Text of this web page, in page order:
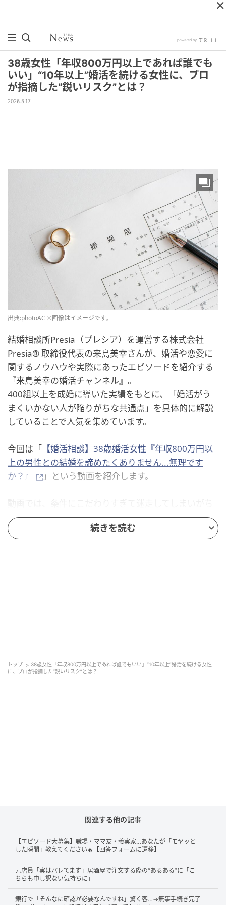
38歳女性「年収800万円以上であれば誰でも
いい」“10年以上”婚活を続ける女性に、プロ
が指摘した“鋭いリスク”とは？
2026.5.17
出典:photoAC ※画像はイメージです。
結婚相談所Presia（プレシア）を運営する株式会社
Presia® 取締役代表の来島美幸さんが、婚活や恋愛に
関するノウハウや実際にあったエピソードを紹介する
『来島美幸の婚活チャンネル』。
400組以上を成婚に導いた実績をもとに、「婚活がう
まくいかない人が陥りがちな共通点」を具体的に解説
していることで人気を集めています。
今回は「 【婚活相談】38歳婚活女性『年収800万円以
上の男性との結婚を諦めたくありません...無理です
か？』
」という動画を紹介します。
な「高年収希望の婚活」について、3つのリアルな相談
事例を紹介。
アプリで出会った高年収の彼が既婚者だったという悲
しい経験を乗り越え、今度こそ年収800万円以上の男
性との結婚を望んでいます。
彼女は「年収さえ条件に合えば誰でもいい」と言い切
りますが、来島さんはその覚悟の先に潜むリスクを指
続きを読む
トップ
38歳女性「年収800万円以上であれば誰でもいい」“10年以上”婚活を続ける女性
に、プロが指摘した“鋭いリスク”とは？
関連する他の記事
【エピソード大募集】職場・ママ友・義実家…あなたが「モヤッと
した瞬間」教えてください🔥【回答フォームに遷移】
元店員「実はバレてます」居酒屋で注文する際の“あるある”に「こ
ちらも申し訳ない気持ちに」
銀行で「そんなに確認が必要なんですね」驚く客…→無事手続き完了